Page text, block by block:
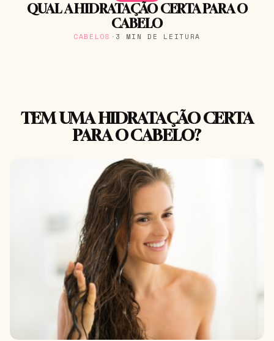
QUAL A HIDRATAÇÃO CERTA PARA O
CABELO
CABELOS · 3 MIN DE LEITURA
TEM UMA HIDRATAÇÃO CERTA
PARA O CABELO?